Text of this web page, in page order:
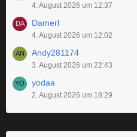
4. August 2026 um 12:37
Damerl
4. August 2026 um 12:02
Andy281174
3. August 2026 um 22:43
yodaa
2. August 2026 um 18:29